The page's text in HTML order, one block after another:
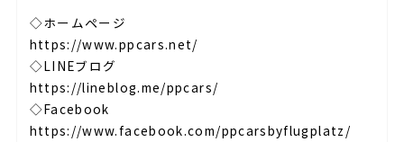
◇ホームページ
https://www.ppcars.net/
◇LINEブログ
https://lineblog.me/ppcars/
◇Facebook
https://www.facebook.com/ppcarsbyflugplatz/